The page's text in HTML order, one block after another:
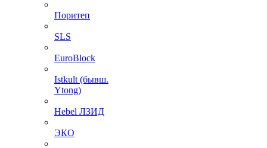
Поритеп
SLS
EuroBlock
Istkult (бывш.
Ytong)
Hebel ЛЗИД
ЭКО